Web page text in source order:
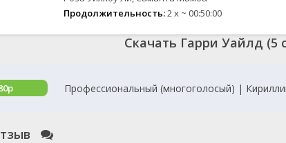
Продолжительность:2 x ~ 00:50:00
Скачать Гарри Уайлд (5
Профессиональный (многоголосый) |